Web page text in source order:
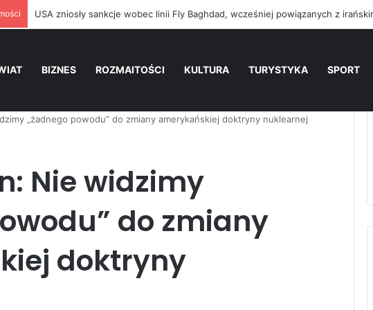
BIZNES ROZMAITOŚCI KULTURA TURYSTYKA SPORT
„żadnego powodu” do zmiany amerykańskiej doktryny nuklearnej
Nie widzimy
do zmiany
doktryny